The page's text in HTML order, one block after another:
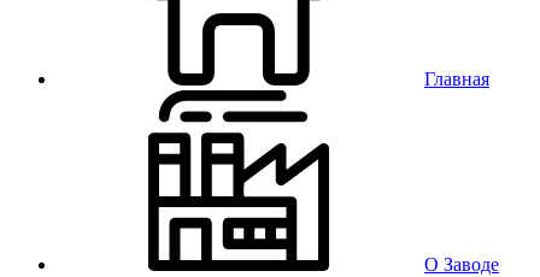
Главная
О Заводе